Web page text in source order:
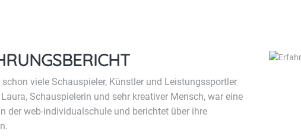
viele Schauspieler, Künstler und Leistungssportler
Schauspielerin und sehr kreativer Mensch, war eine
der web-individualschule und berichtet über ihre